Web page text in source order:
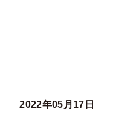
2022年05月17日